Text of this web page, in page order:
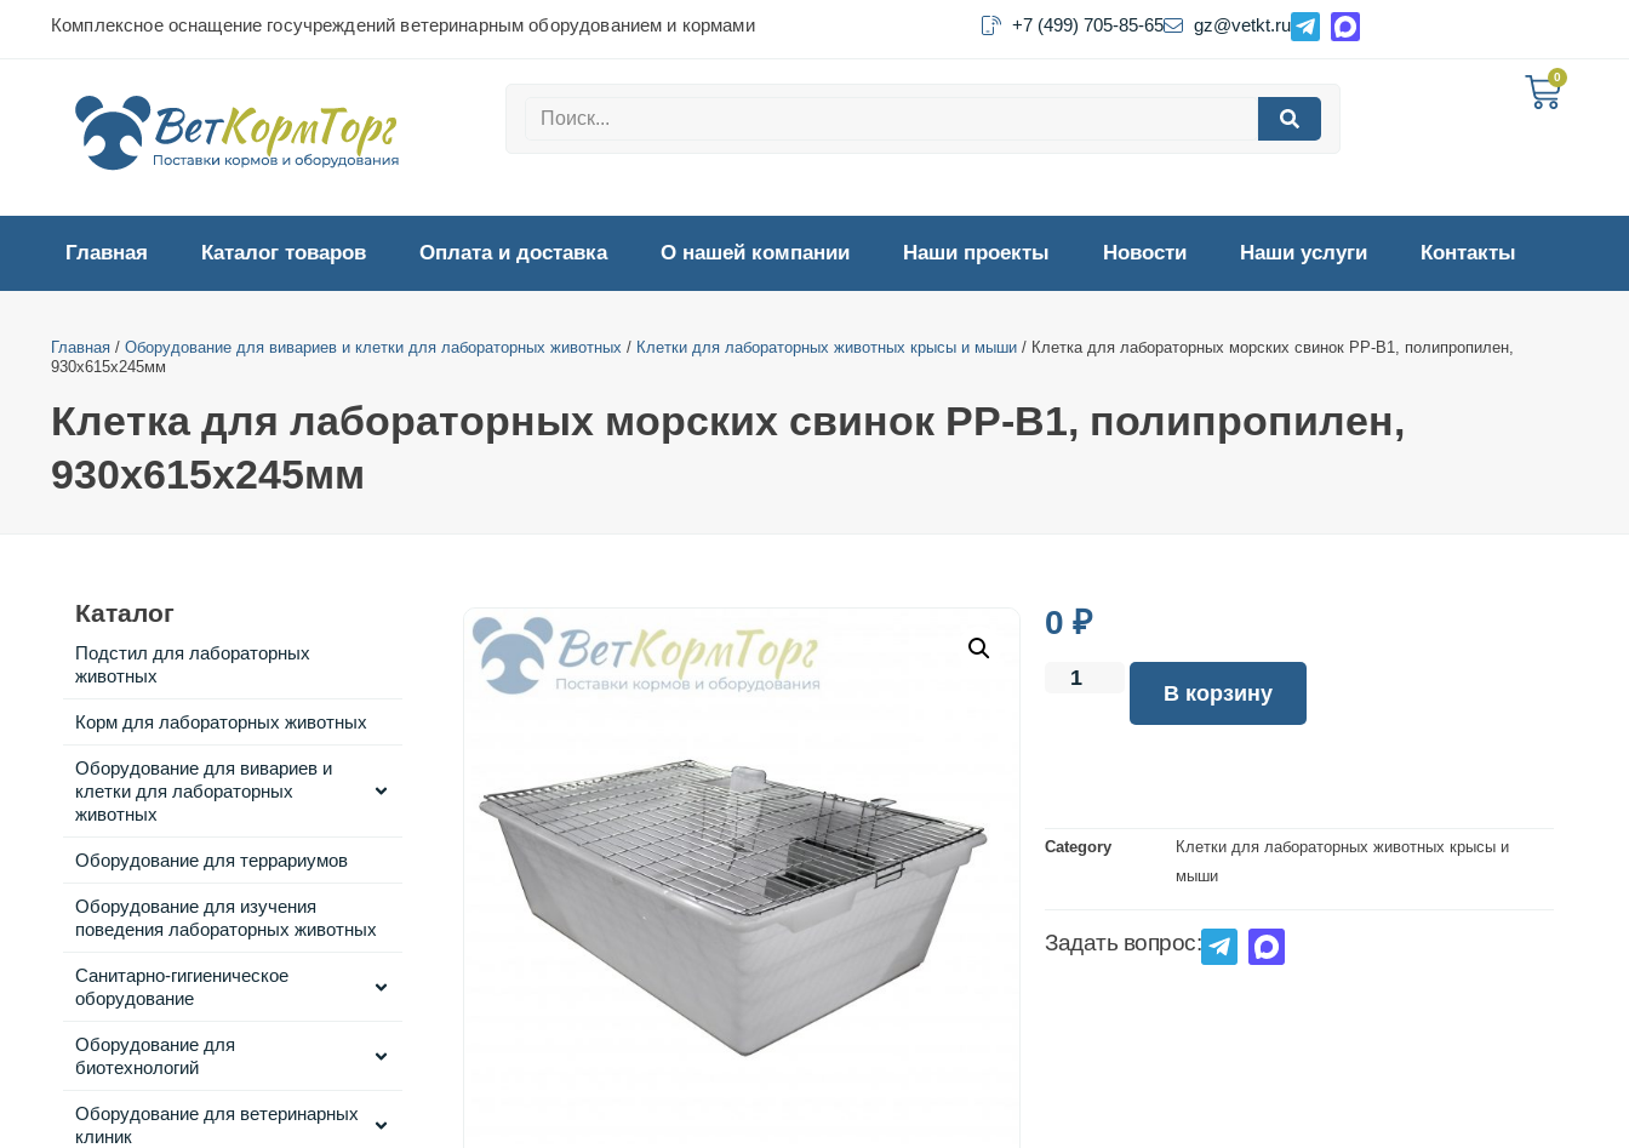
Комплексное оснащение госучреждений ветеринарным оборудованием и кормами +7 (499) 705-85-65 gz@vetkt.ru
0
Главная Каталог товаров Оплата и доставка О нашей компании Наши проекты Новости Наши услуги Контакты
Главная / Оборудование для вивариев и клетки для лабораторных животных / Клетки для лабораторных животных крысы и мыши / Клетка для лабораторных морских свинок PP-B1, полипропилен,
930х615х245мм
Клетка для лабораторных морских свинок PP-B1, полипропилен,
930х615х245мм
Каталог
Подстил для лабораторных
животных
Корм для лабораторных животных
Оборудование для вивариев и
клетки для лабораторных
животных
Оборудование для террариумов
Оборудование для изучения
поведения лабораторных животных
Санитарно-гигиеническое
оборудование
Оборудование для
биотехнологий
Оборудование для ветеринарных
клиник
0₽
В корзину
Category
Клетки для лабораторных животных крысы и
мыши
Задать вопрос: